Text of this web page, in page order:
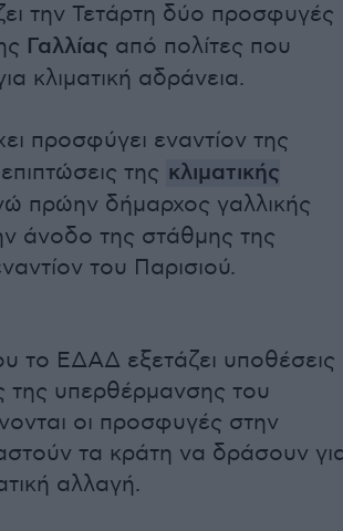
την Τετάρτη δύο προσφυγές
Γαλλίας από πολίτες που
κλιματική αδράνεια.
προσφύγει εναντίον της
της κλιματικής
πρώην δήμαρχος γαλλικής
άνοδο της στάθμης της
του Παρισιού.
το ΕΔΑΔ εξετάζει υποθέσεις
της υπερθέρμανσης του
οι προσφυγές στην
τα κράτη να δράσουν
αλλαγή.